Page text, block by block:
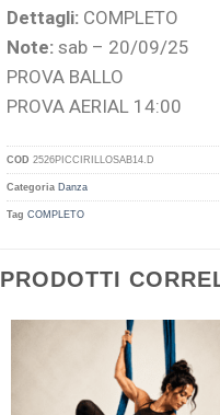
Dettagli:COMPLETO
Note:sab – 20/09/25
PROVA BALLO
PROVA AERIAL 14:00
COD 2526PICCIRILLOSAB14.D
Categoria Danza
Tag COMPLETO
PRODOTTI